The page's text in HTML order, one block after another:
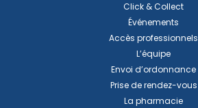
Click & Collect
Événements
Accès professionnels
L’équipe
Envoi d’ordonnance
Prise de rendez-vous
La pharmacie